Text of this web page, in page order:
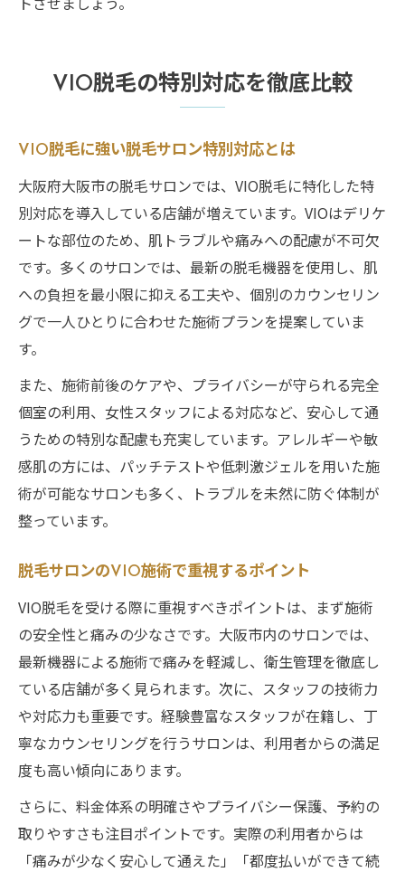
VIO脱毛の特別対応を徹底比較
VIO脱毛に強い脱毛サロン特別対応とは
大阪府大阪市の脱毛サロンでは、VIO脱毛に特化した特
別対応を導入している店舗が増えています。VIOはデリケ
ートな部位のため、肌トラブルや痛みへの配慮が不可欠
です。多くのサロンでは、最新の脱毛機器を使用し、肌
への負担を最小限に抑える工夫や、個別のカウンセリン
グで一人ひとりに合わせた施術プランを提案していま
す。
また、施術前後のケアや、プライバシーが守られる完全
個室の利用、女性スタッフによる対応など、安心して通
うための特別な配慮も充実しています。アレルギーや敏
感肌の方には、パッチテストや低刺激ジェルを用いた施
術が可能なサロンも多く、トラブルを未然に防ぐ体制が
整っています。
脱毛サロンのVIO施術で重視するポイント
VIO脱毛を受ける際に重視すべきポイントは、まず施術
の安全性と痛みの少なさです。大阪市内のサロンでは、
最新機器による施術で痛みを軽減し、衛生管理を徹底し
ている店舗が多く見られます。次に、スタッフの技術力
や対応力も重要です。経験豊富なスタッフが在籍し、丁
寧なカウンセリングを行うサロンは、利用者からの満足
度も高い傾向にあります。
さらに、料金体系の明確さやプライバシー保護、予約の
取りやすさも注目ポイントです。実際の利用者からは
「痛みが少なく安心して通えた」「都度払いができて続